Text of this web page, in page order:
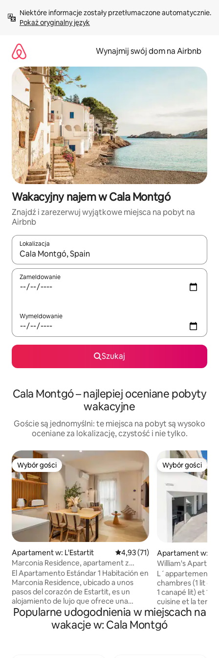
treści Pokaż oryginalny język
Wynajmij swój dom na Airbnb
Wakacyjny najem w Cala Montgó
Znajdź i zarezerwuj wyjątkowe miejsca na pobyt na
Airbnb
Lokalizacja
Gdy wyniki będą dostępne, możesz poruszać się po nich za
Zameldowanie
Wymeldowanie
Szukaj
Cala Montgó – najlepiej oceniane pobyty
wakacyjne
Goście są jednomyślni: te miejsca na pobyt są wysoko
oceniane za lokalizację, czystość i nie tylko.
Wybór gości
Wybór gości
Apartament w: L'Estartit Średnia ocena: 4,93 na 5,
4,93 (71)
Marconia Residence, apartament z
podwójnym łóżkiem...
El Apartamento Estándar 1 Habitación en
Marconia Residence, ubicado a unos
pasos del corazón de Estartit, es un
alojamiento de lujo que ofrece una
experiencia exclusiva e inolvidable. El
Apartamento Estándar 1 Habitación, de
35 m², ofrece un alto nivel de confort y
Wybór gości
Wybór gości
Apartament w:
William's
Apparteme...
L´appartement
chambres (1 lit
1 canapé lit) et 1
cuisine et la
magnifique sur la
est lumineux et
et l'air conditionné. Vous avez
Popularne udogodnienia w miejscach na
wakacje w: Cala Montgó